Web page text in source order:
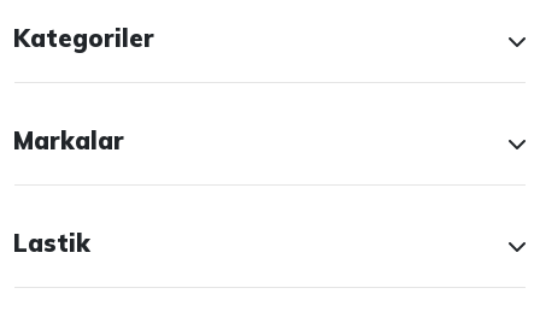
Kategoriler
Markalar
Lastik